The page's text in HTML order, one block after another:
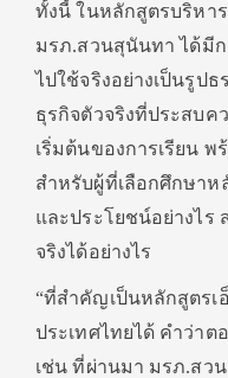
ทั้งนี้ ในหลักสูตรบริห
มรภ.สวนสุนันทา ได้มี
ไปใช้จริงอย่างเป็นรูป
ธุรกิจตัวจริงที่ประสบค
เริ่มต้นของการเรียน
สำหรับผู้ที่เลือกศึกษาห
และประโยชน์อย่างไร
จริงได้อย่างไร
“ที่สำคัญเป็นหลักสูตรเ
ประเทศไทยได้ คำว่าต
เช่น ที่ผ่านมา มรภ.สว